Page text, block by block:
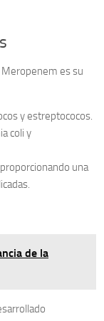
es su
y estreptococos.
coli y
una
de la